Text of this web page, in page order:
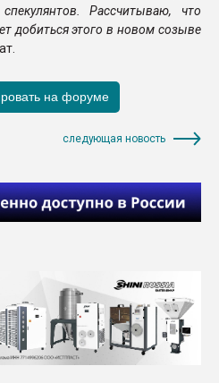
Рассчитываю, что
добиться этого в новом созыве
следующая новость